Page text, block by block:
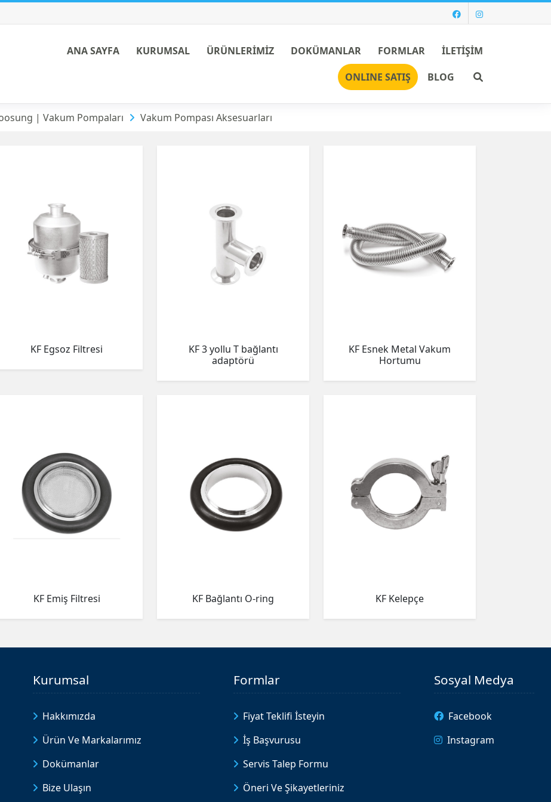
ANA SAYFA KURUMSAL ÜRÜNLERİMİZ DOKÜMANLAR FORMLAR
İLETİŞİM
ONLINE SATIŞ
BLOG
| Vakum Pompaları Vakum Pompası Aksesuarları
KF Egsoz Filtresi
KF 3 yollu T bağlantı
adaptörü
KF Esnek Metal Vakum
Hortumu
KF Emiş Filtresi KF Bağlantı O-ring KF Kelepçe
Kurumsal
Hakkımızda
Ürün Ve Markalarımız
Dokümanlar
Bize Ulaşın
Formlar
Fiyat Teklifi İsteyin
İş Başvurusu
Servis Talep Formu
Öneri Ve Şikayetleriniz
Sosyal Medya
Facebook
Instagram